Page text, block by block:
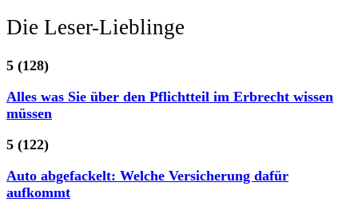
Die Leser-Lieblinge
5 (128)
Alles was Sie über den Pflichtteil im Erbrecht wissen
müssen
5 (122)
Auto abgefackelt: Welche Versicherung dafür
aufkommt